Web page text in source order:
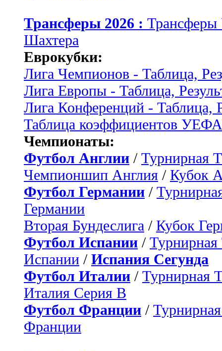
Трансферы 2026 :
Шахтера
Еврокубки:
Лига Чемпионов - Таблица,
Лига Европы - Таблица,
Лига Конференций - Таблица,
Таблица коэффициентов УЕФА
Чемпионаты:
Футбол Англии / Турнирная
Чемпионшип Англия / Кубок
Футбол Германии /
Германии
Вторая Бундеслига / Кубок
Футбол Испании / Турнирная
Испании / Испания Сегунда
Футбол Италии / Турнирная
Италия Серия B
Футбол Франции /
Франции